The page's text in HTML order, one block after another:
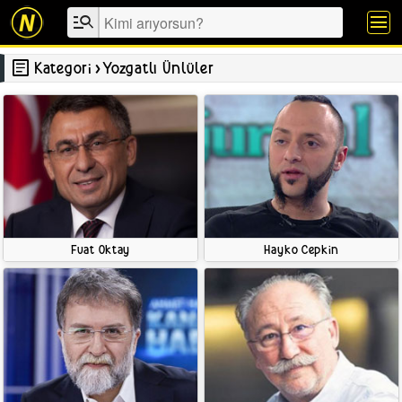
manage_search
menu
article Kategori ›Yozgatlı Ünlüler
Fuat Oktay Hayko Cepkin